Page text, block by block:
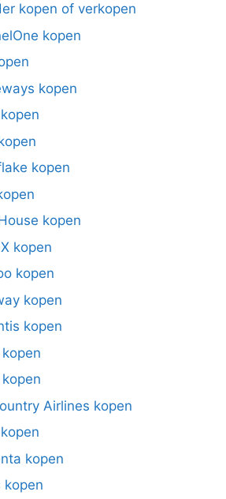
kopen of verkopen
kopen
kopen
kopen
kopen
kopen
kopen
kopen
kopen
Airlines kopen
kopen
kopen